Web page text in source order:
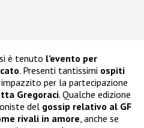
è tenuto l’evento per
. Presenti tantissimi ospiti
per la partecipazione
Gregoraci. Qualche edizione
del gossip relativo al GF
rivali in amore, anche se